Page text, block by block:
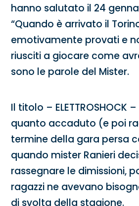
hanno salutato il 24
“Quando è arrivato il
emotivamente provati e
riusciti a giocare come
sono le parole del Mister.
Il titolo – ELETTROSHOCK
quanto accaduto (e poi
termine della gara persa
quando mister Ranieri
rassegnare le dimissioni,
ragazzi ne avevano
di svolta della stagione.